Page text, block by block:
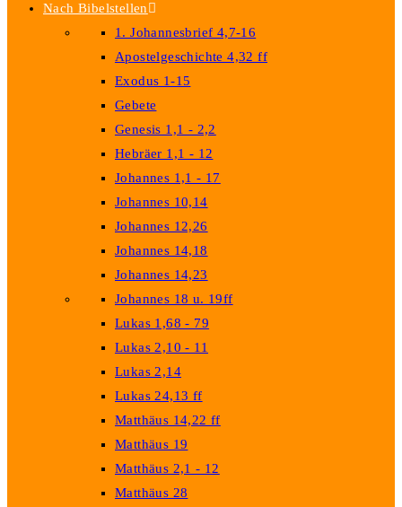
Nach Bibelstellen
1. Johannesbrief 4,7-16
Apostelgeschichte 4,32 ff
Exodus 1-15
Gebete
Genesis 1,1 - 2,2
Hebräer 1,1 - 12
Johannes 1,1 - 17
Johannes 10,14
Johannes 12,26
Johannes 14,18
Johannes 14,23
Johannes 18 u. 19ff
Lukas 1,68 - 79
Lukas 2,10 - 11
Lukas 2,14
Lukas 24,13 ff
Matthäus 14,22 ff
Matthäus 19
Matthäus 2,1 - 12
Matthäus 28